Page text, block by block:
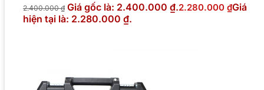
2.400.000₫ Giá gốc là: 2.400.000 ₫.2.280.000 ₫Giá
hiện tại là: 2.280.000 ₫.